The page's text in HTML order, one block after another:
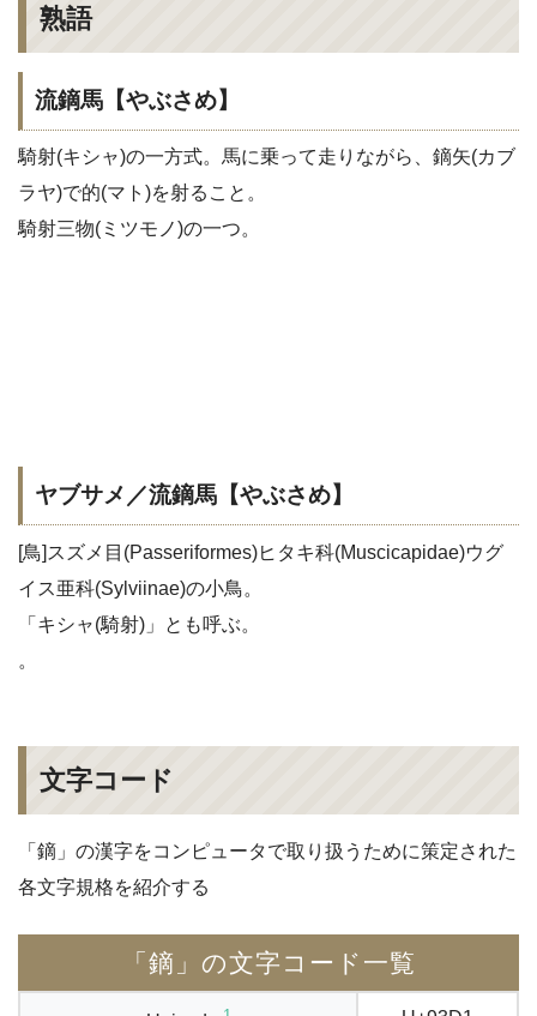
熟語
流鏑馬【やぶさめ】
騎射(キシャ)の一方式。馬に乗って走りながら、鏑矢(カブ
ラヤ)で的(マト)を射ること。
騎射三物(ミツモノ)の一つ。
ヤブサメ／流鏑馬【やぶさめ】
[鳥]スズメ目(Passeriformes)ヒタキ科(Muscicapidae)ウグ
イス亜科(Sylviinae)の小鳥。
「キシャ(騎射)」とも呼ぶ。
。
文字コード
「鏑」の漢字をコンピュータで取り扱うために策定された
各文字規格を紹介する
「鏑」の文字コード一覧